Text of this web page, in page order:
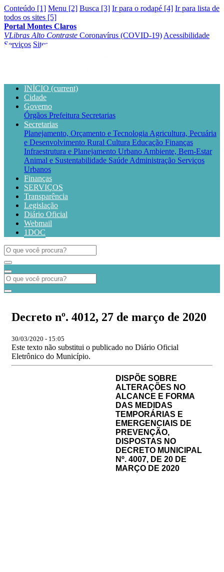
Conteúdo [1] Menu [2] Busca [3] Ir para o rodapé [4] Ir para lista de
todos os sites [5]
Portal Montes Claros
VLibras Alto Contraste Coronavírus (COVID-19) Acessibilidade
Serviços Sites
INÍCIO (current)
Cidade
Governo
Órgãos Prefeitura Secretarias
Secretarias
Planejamento, Orçamento e Tecnologia Agricultura, Pecuária
e Desenvolvimento Rural Cultura Educação Finanças
Infraestrutura e Planejamento Urbano Ambiente, Bem-Estar
Animal e Sustentabilidade Saúde Administração Serviços
Urbanos
Finanças
SERVIÇOS
Transparência
Legislação
Diário Oficial
Webmail
1DOC
Decreto nº. 4012, 27 de março de 2020
30/03/2020 - 15:05
Este texto não substitui o publicado no Diário Oficial
Eletrônico do Município.
DISPÕE SOBRE
ALTERAÇÕES NO
ALCANCE E FORMA
DAS MEDIDAS
TEMPORÁRIAS E
EMERGENCIAIS DE
PREVENÇÃO,
DISPOSTAS NO
DECRETO MUNICIPAL
Nº. 4007, DE 20 DE
MARÇO DE 2020